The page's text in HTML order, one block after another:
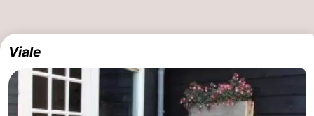
Terrains
de
golf
-
Surfen
-
Peche
Boire
Viale